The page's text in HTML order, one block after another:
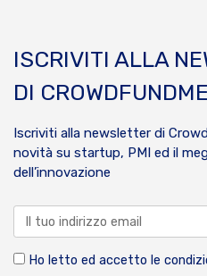
ISCRIVITI ALLA
DI CROWDFUNDME
Iscriviti alla newsletter di
novità su startup, PMI ed il
dell’innovazione
Ho letto ed accetto le